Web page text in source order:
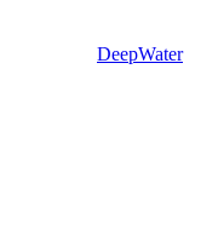
DeepWater